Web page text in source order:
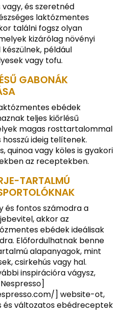
és szeretnéd
laktózmentes
találni fogsz olyan
kizárólag növényi
például
vagy tofu.
GABONÁK
ebédek
teljes kiőrlésű
magas rosttartalommal
ideig telítenek.
quinoa vagy köles is gyakori
az receptekben.
TARTALMÚ
és fontos számodra a
akkor az
ebédek ideálisak
Előfordulhatnak benne
alapanyagok, mint
csirkehús vagy hal.
inspirációra vágysz,
] website-ot,
és változatos ebédreceptek